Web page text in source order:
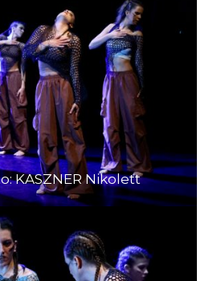
KASZNER Nikolett